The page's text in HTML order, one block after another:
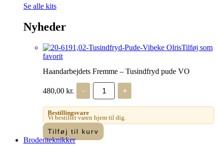
Se alle kits
Nyheder
Tilføj som
favorit
Haandarbejdets Fremme – Tusindfryd pude VO
480,00 kr. -
Haandarbejdets
Fremme
-
Tusindfryd
pude
VO
antal
+
Bestillingsvare
Vi bestiller varen hjem til dig.
Tilføj til kurv
Broderiteknikker